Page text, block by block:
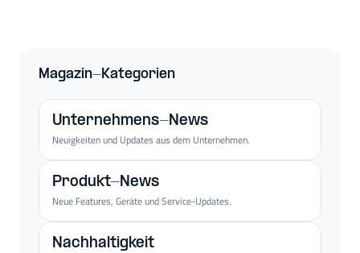
Magazin-Kategorien
Unternehmens-News
Neuigkeiten und Updates aus dem Unternehmen.
Produkt-News
Neue Features, Geräte und Service-Updates.
Nachhaltigkeit